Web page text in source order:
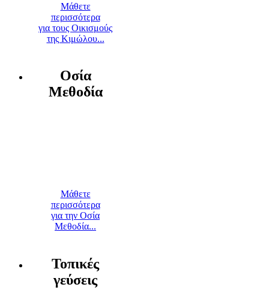
Μάθετε
περισσότερα
για τους Οικισμούς
της Κιμώλου...
Οσία
Μεθοδία
Μάθετε
περισσότερα
για την Οσία
Μεθοδία...
Τοπικές
γεύσεις